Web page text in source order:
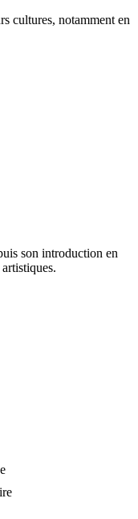
cultures, notamment en
son introduction en